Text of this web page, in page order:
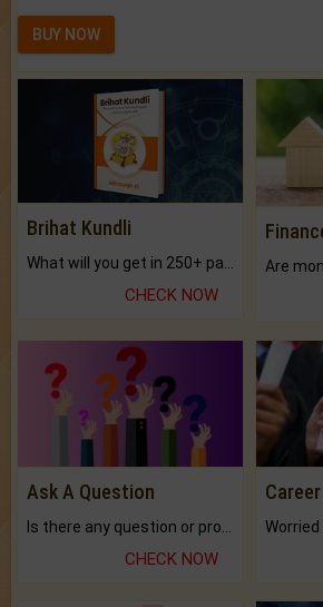
BUY NOW
Brihat Kundli
CHECK NOW
Ask A Question
CHECK NOW